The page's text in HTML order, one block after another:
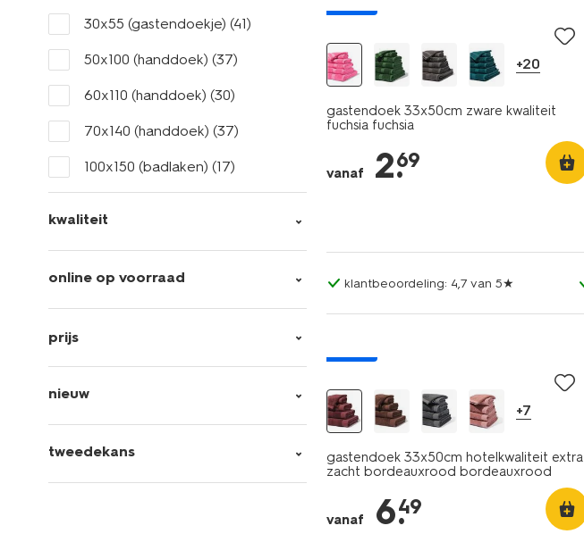
30x55 (gastendoekje) (41)
50x100 (handdoek) (37)
60x110 (handdoek) (30)
70x140 (handdoek) (37)
100x150 (badlaken) (17)
kwaliteit
online op voorraad
prijs
nieuw
tweedekans
+20
gastendoek 33x50cm zware kwaliteit
fuchsia fuchsia
vanaf 2.
69
klantbeoordeling: 4,7 van 5★
+7
gastendoek 33x50cm hotelkwaliteit extra
zacht bordeauxrood bordeauxrood
vanaf 6.
49